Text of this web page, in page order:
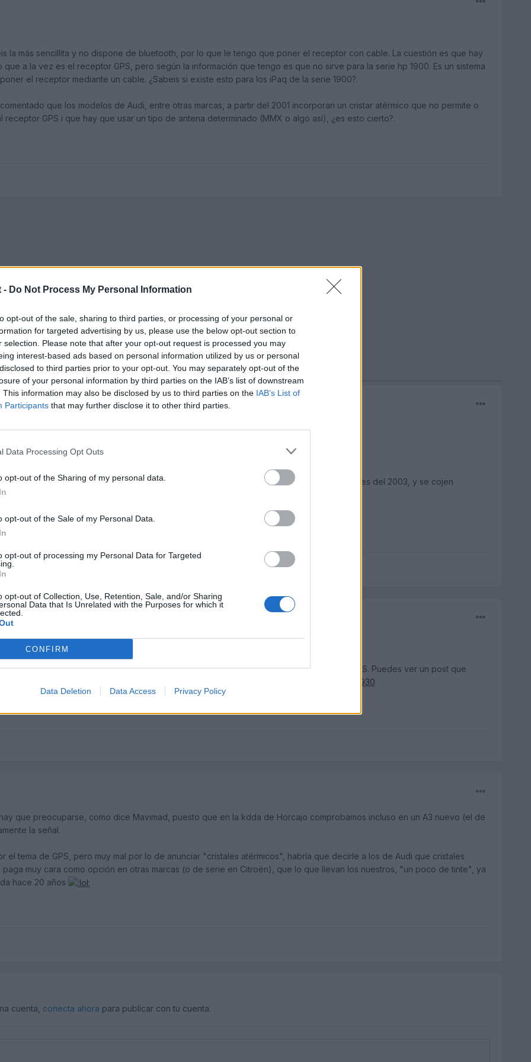
- Do Not Process My Personal Information
opt-out of the sale, sharing to third parties, or processing of your personal or
for targeted advertising by us, please use the below opt-out section to
selection. Please note that after your opt-out request is processed you may
interest-based ads based on personal information utilized by us or personal
to third parties prior to your opt-out. You may separately opt-out of the
of your personal information by third parties on the IAB’s list of downstream
This information may also be disclosed by us to third parties on the IAB’s List of
Participants that may further disclose it to other third parties.
Data Processing Opt Outs
opt-out of the Sharing of my personal data.
opt-out of the Sale of my Personal Data.
opt-out of processing my Personal Data for Targeted
opt-out of Collection, Use, Retention, Sale, and/or Sharing
Data that Is Unrelated with the Purposes for which it
CONFIRM
Data Deletion Data Access Privacy Policy
la más sencillita y no dispone de bluetooth, por lo que le tengo que poner el receptor con cable. La cuestión es que hay
a la vez es el receptor GPS, pero según la información que tengo es que no sirve para la serie hp 1900. Es un sistema
el receptor mediante un cable. ¿Sabeis si existe esto para los iPaq de la serie 1900?.
que los modelos de Audi, entre otras marcas, a partir del 2001 incorporan un cristar atérmico que no permite o
receptor GPS i que hay que usar un tipo de antena determinado (MMX o algo así), ¿es esto cierto?.
(editado)
pregunta en este foro que se las saben todas:
foro/
atermicos, si no los pediste como opcion, no te preocupes que, por ejemplo, mi coche es del 2003, y se cojen
por mavimad
la he cambiado porque hay que hacer verdaderas maravillas para que funcione con el GPS. Puedes ver un post que
tema. Busca el titulo del mensaje "GPS para Ipaq Pocket PC" o pincha en el link
GPS_h1930
que preocuparse, como dice Mavimad, puesto que en la kdda de Horcajo comprobamos incluso en un A3 nuevo (el de
la señal.
el tema de GPS, pero muy mal por lo de anunciar "cristales atérmicos", habría que decirle a los de Audi que cristales
muy cara como opción en otras marcas (o de serie en Citroën), que lo que llevan los nuestros, "un poco de tinte", ya
hace 20 años
.
cuenta, conecta ahora para publicar con tu cuenta.